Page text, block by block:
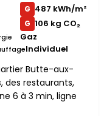
G 487 kWh/m²
G 106 kg CO₂
Gaz
Individuel
Butte-aux-
des restaurants,
6 à 3 min, ligne